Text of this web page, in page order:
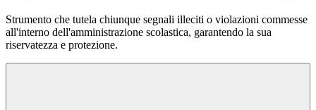
Strumento che tutela chiunque segnali illeciti o violazioni commesse
all'interno dell'amministrazione scolastica, garantendo la sua
riservatezza e protezione.